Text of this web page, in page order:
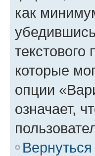
как
которые
опции
означает,